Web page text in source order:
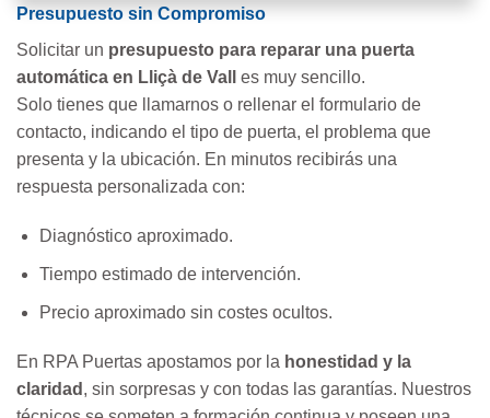
Presupuesto sin Compromiso
Solicitar un presupuesto para reparar una puerta
automática en Lliçà de Vall
es muy sencillo.
Solo tienes que llamarnos o rellenar el formulario de
contacto, indicando el tipo de puerta, el problema que
presenta y la ubicación. En minutos recibirás una
respuesta personalizada con:
Diagnóstico aproximado.
Tiempo estimado de intervención.
Precio aproximado sin costes ocultos.
En RPA Puertas apostamos por la honestidad y la
claridad , sin sorpresas y con todas las garantías. Nuestros